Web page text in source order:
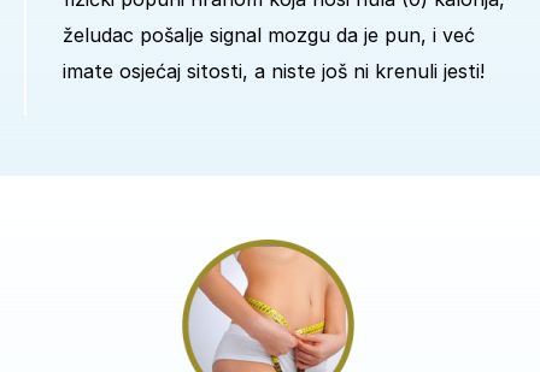
želudac pošalje signal mozgu da je pun, i već
imate osjećaj sitosti, a niste još ni krenuli jesti!